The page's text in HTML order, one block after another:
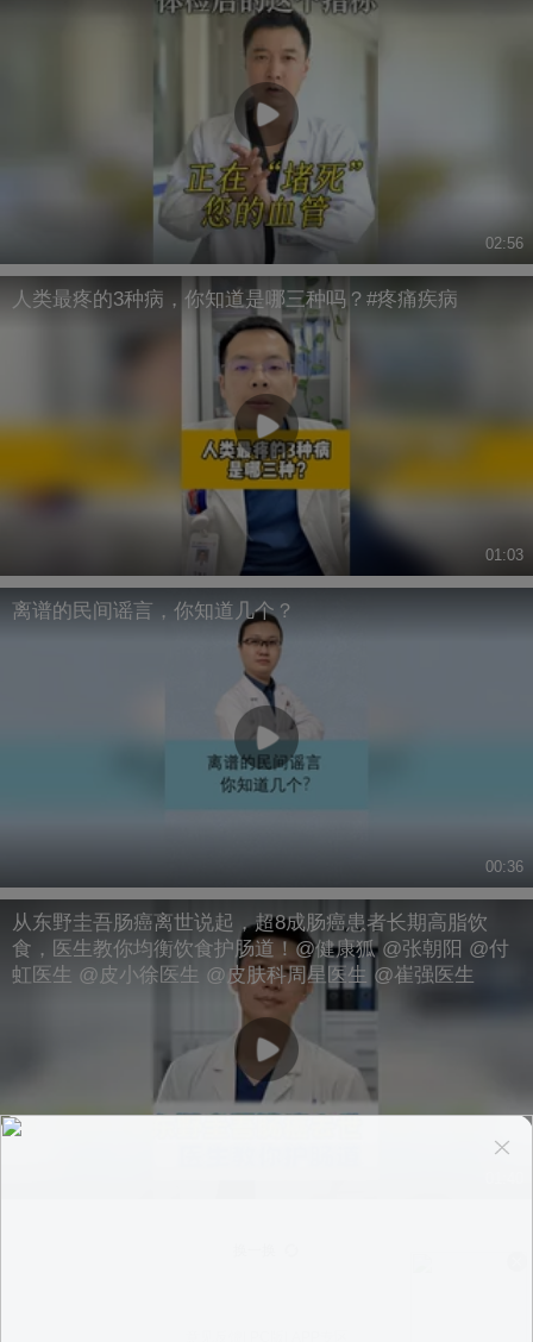
02:56
人类最疼的3种病，你知道是哪三种吗？#疼痛疾病
01:03
离谱的民间谣言，你知道几个？
00:36
从东野圭吾肠癌离世说起，超8成肠癌患者长期高脂饮
食，医生教你均衡饮食护肠道！@健康狐 @张朝阳 @付
虹医生 @皮小徐医生 @皮肤科周星医生 @崔强医生